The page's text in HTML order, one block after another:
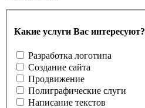
Какие услуги Вас интересуют?
Разработка логотипа
Создание сайта
Продвижение
Полиграфические слуги
Написание текстов